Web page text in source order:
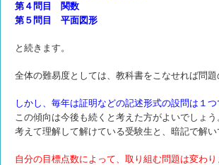
第４問目 関数
第５問目 平面図形
と続きます。
全体の難易度としては、教科書をこなせれば問題
しかし、毎年は証明などの記述形式の設問は１
この傾向は今後も続くと考えた方がよいでしょう
考えて理解して解けている受験生と、暗記で解
自分の目標点数によって、取り組む問題は変わり